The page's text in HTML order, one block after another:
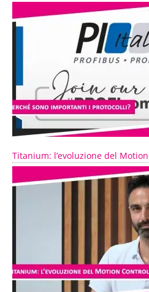
Titanium: l’evoluzione del